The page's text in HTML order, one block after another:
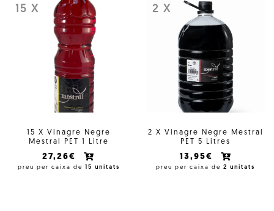
15 X
15 X Vinagre Negre
Mestral PET 1 Litre
27,26€
preu per caixa de 15 unitats
2 X
2 X Vinagre Negre Mestral
PET 5 Litres
13,95€
preu per caixa de 2 unitats